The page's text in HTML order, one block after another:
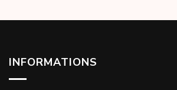
INFORMATIONS